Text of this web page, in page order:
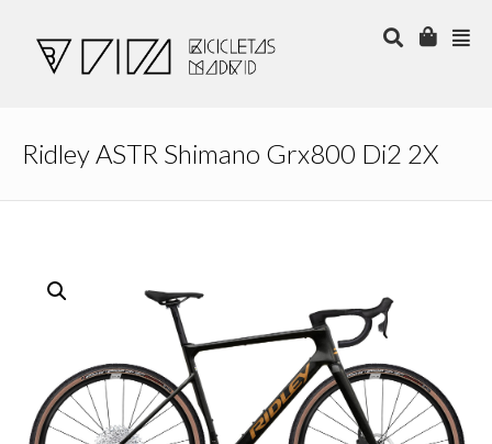
Ridley ASTR Shimano Grx800 Di2 2X